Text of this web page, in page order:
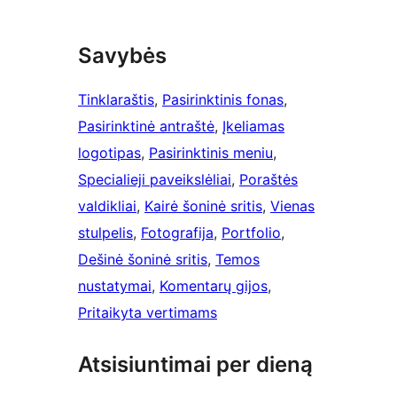
Savybės
Tinklaraštis, Pasirinktinis fonas
Pasirinktinė antraštė, Įkeliamas
logotipas, Pasirinktinis meniu
Specialieji paveikslėliai, Poraštės
valdikliai, Kairė šoninė sritis, Vienas
stulpelis, Fotografija, Portfolio
Dešinė šoninė sritis, Temos
nustatymai, Komentarų gijos
Pritaikyta vertimams
Atsisiuntimai per dieną